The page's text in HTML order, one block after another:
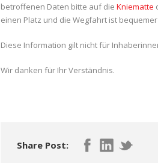
betroffenen Daten bitte auf die Kniematte
einen Platz und die Wegfahrt ist
Diese Information gilt nicht für
Wir danken für Ihr Verständnis.
Share Post: